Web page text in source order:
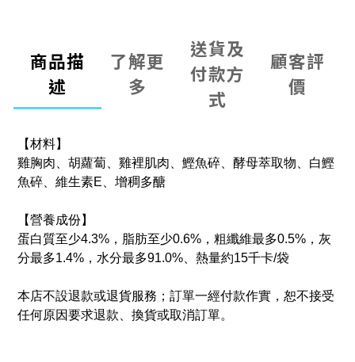
商品描
述
了解更
多
送貨及
付款方
式
顧客評
價
【材料】
雞胸肉、胡蘿蔔、雞裡肌肉、鰹魚碎、酵母萃取物、白鰹
魚碎、維生素E、增稠多醣
【營養成份】
蛋白質至少4.3%，脂肪至少0.6%，粗纖維最多0.5%，灰
分最多1.4%，水分最多91.0% 、熱量約15千卡/袋
本店不設退款或退貨服務；訂單一經付款作實，恕不接受
任何原因要求退款、換貨或取消訂單。